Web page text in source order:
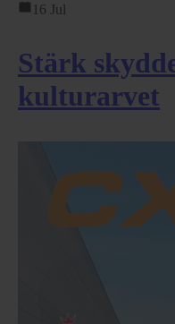
16 Jul
Stärk
kulturarvet